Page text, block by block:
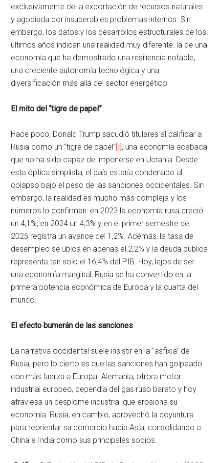
exclusivamente de la exportación de recursos naturales
y agobiada por insuperables problemas internos. Sin
embargo, los datos y los desarrollos estructurales de los
últimos años indican una realidad muy diferente: la de una
economía que ha demostrado una resiliencia notable,
una creciente autonomía tecnológica y una
diversificación más allá del sector energético.
El mito del “tigre de papel”
Hace poco, Donald Trump sacudió titulares al calificar a
Rusia como un “tigre de papel”[i], una economía acabada
que no ha sido capaz de imponerse en Ucrania. Desde
esta óptica simplista, el país estaría condenado al
colapso bajo el peso de las sanciones occidentales. Sin
embargo, la realidad es mucho más compleja y los
números lo confirman: en 2023 la economía rusa creció
un 4,1%, en 2024 un 4,3% y en el primer semestre de
2025 registra un avance del 1,2%. Además, la tasa de
desempleo se ubica en apenas el 2,2% y la deuda pública
representa tan solo el 16,4% del PIB. Hoy, lejos de ser
una economía marginal, Rusia se ha convertido en la
primera potencia económica de Europa y la cuarta del
mundo.
El efecto bumerán de las sanciones
La narrativa occidental suele insistir en la “asfixia” de
Rusia, pero lo cierto es que las sanciones han golpeado
con más fuerza a Europa. Alemania, otrora motor
industrial europeo, dependía del gas ruso barato y hoy
atraviesa un desplome industrial que erosiona su
economía. Rusia, en cambio, aprovechó la coyuntura
para reorientar su comercio hacia Asia, consolidando a
China e India como sus principales socios.